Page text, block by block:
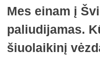
Mes einam į
paliudijamas.
šiuolaikinį